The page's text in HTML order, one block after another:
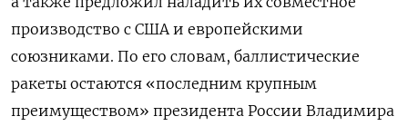
производство с США и европейскими
союзниками. По его словам, баллистические
ракеты остаются «последним крупным
преимуществом» президента России Владимира